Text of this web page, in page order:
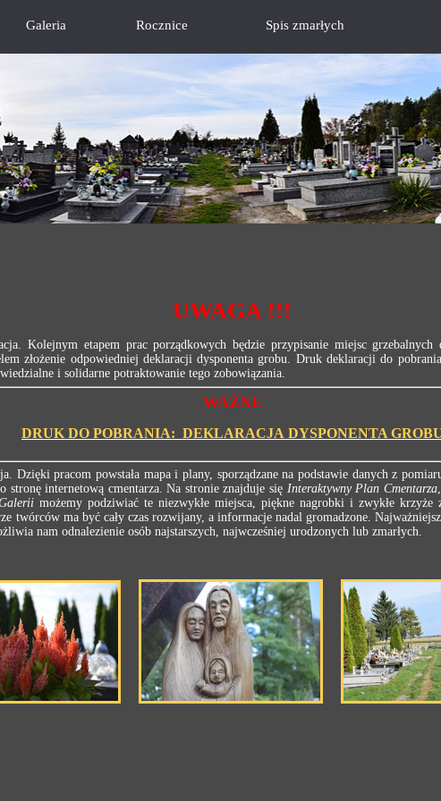
Galeria Rocznice Spis zmarłych
UWAGA !!!
Kolejnym etapem prac porządkowych będzie przypisanie miejsc
złożenie odpowiedniej deklaracji dysponenta grobu. Druk deklaracji do
i solidarne potraktowanie tego zobowiązania.
WAŻNE
DRUK DO POBRANIA: DEKLARACJA DYSPONENTA
Dzięki pracom powstała mapa i plany, sporządzane na podstawie danych z
stronę internetową cmentarza. Na stronie znajduje się Interaktywny Plan Cmentarza
możemy podziwiać te niezwykłe miejsca, piękne nagrobki i zwykłe krzyże
twórców ma być cały czas rozwijany, a informacje nadal gromadzone.
nam odnalezienie osób najstarszych, najwcześniej urodzonych lub zmarłych.